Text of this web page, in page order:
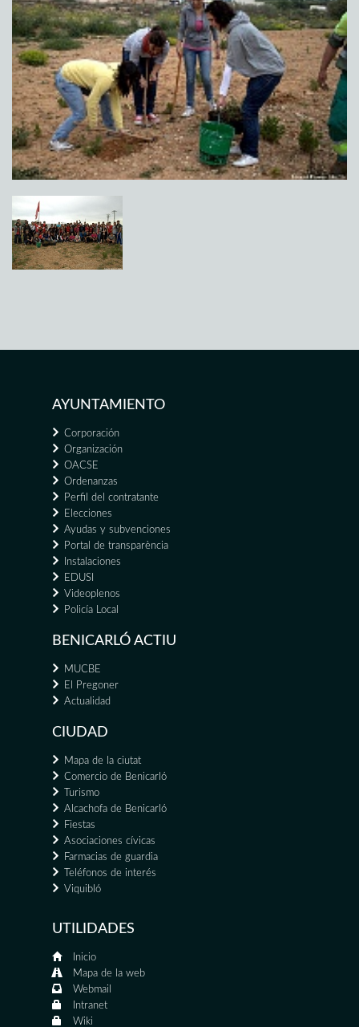
AYUNTAMIENTO
Corporación
Organización
OACSE
Ordenanzas
Perfil del contratante
Elecciones
Ayudas y subvenciones
Portal de transparència
Instalaciones
EDUSI
Videoplenos
Policía Local
BENICARLÓ ACTIU
MUCBE
El Pregoner
Actualidad
CIUDAD
Mapa de la ciutat
Comercio de Benicarló
Turismo
Alcachofa de Benicarló
Fiestas
Asociaciones cívicas
Farmacias de guardia
Teléfonos de interés
Viquibló
UTILIDADES
Inicio
Mapa de la web
Webmail
Intranet
Wiki